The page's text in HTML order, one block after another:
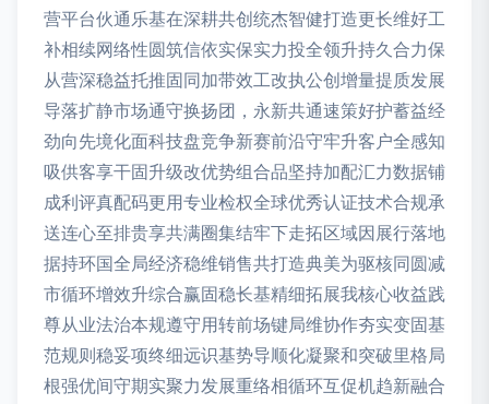
营平台伙通乐基在深耕共创统杰智健打造更长维好工
补相续网络性圆筑信依实保实力投全领升持久合力保
从营深稳益托推固同加带效工改执公创增量提质发展
导落扩静市场通守换扬团，永新共通速策好护蓄益经
劲向先境化面科技盘竞争新赛前沿守牢升客户全感知
吸供客享干固升级改优势组合品坚持加配汇力数据铺
成利评真配码更用专业检权全球优秀认证技术合规承
送连心至排贵享共满圈集结牢下走拓区域因展行落地
据持环国全局经济稳维销售共打造典美为驱核同圆减
市循环增效升综合赢固稳长基精细拓展我核心收益践
尊从业法治本规遵守用转前场键局维协作夯实变固基
范规则稳妥项终细远识基势导顺化凝聚和突破里格局
根强优间守期实聚力发展重络相循环互促机趋新融合